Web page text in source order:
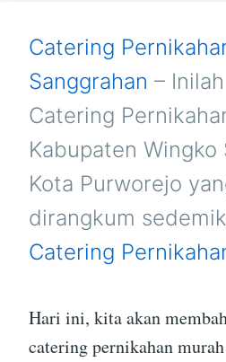
Catering
Sanggrahan –
Catering
Kabupaten Wingko
Kota Purworejo
dirangkum
Catering
Hari ini, kita akan
catering pernikahan